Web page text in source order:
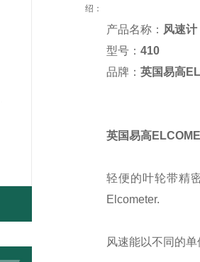
绍：
产品名称： 风速计
型号： 410
品牌： 英国易高
英国易高
轻便的叶轮带精
Elcometer.
风速能以不同的